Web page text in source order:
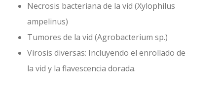
Necrosis bacteriana de la vid (Xylophilus
ampelinus)
Tumores de la vid (Agrobacterium sp.)
Virosis diversas: Incluyendo el enrollado de
la vid y la flavescencia dorada.